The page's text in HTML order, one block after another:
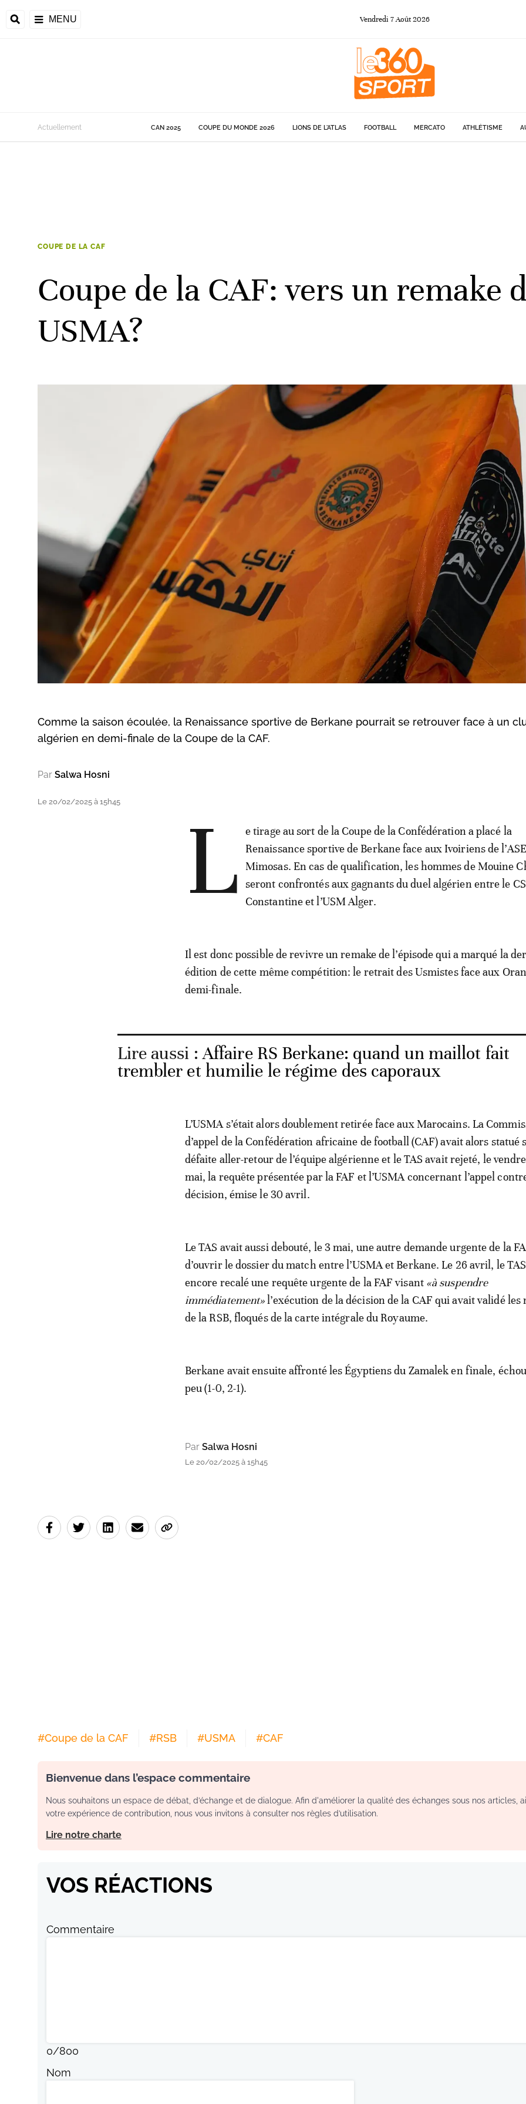
MENU Vendredi 7Août 2026
de la CAF
Actuellement CAN 2025 COUPE DU MONDE 2026 LIONS DE L'ATLAS FOOTBALL MERCATO ATHLÉTISME
COUPE DE LA CAF
Coupe de la CAF: vers un remake
USMA?
Comme la saison écoulée, la Renaissance sportive de Berkane pourrait se retrouver face à un
algérien en demi-finale de la Coupe de la CAF.
Par Salwa Hosni
Le 20/02/2025 à 15h45 L
e tirage au sort de la Coupe de la Confédération a placé la
Renaissance sportive de Berkane face aux Ivoiriens de
Mimosas. En cas de qualification, les hommes de Mouine
seront confrontés aux gagnants du duel algérien entre le CS
Constantine et l’USM Alger.
Il est donc possible de revivre un remake de l’épisode qui a marqué la
édition de cette même compétition: le retrait des Usmistes face aux
demi-finale.
Lire aussi :Affaire RS Berkane: quand un maillot fait
trembler et humilie le régime des caporaux
L’USMA s’était alors doublement retirée face aux Marocains. La
d’appel de la Confédération africaine de football (CAF) avait alors statué
défaite aller-retour de l’équipe algérienne et le TAS avait rejeté, le
mai, la requête présentée par la FAF et l’USMA concernant l’appel
décision, émise le 30 avril.
Le TAS avait aussi debouté, le 3 mai, une autre demande urgente de la
d’ouvrir le dossier du match entre l’USMA et Berkane. Le 26 avril, le
encore recalé une requête urgente de la FAF visant «à suspendre
immédiatement»l’exécution de la décision de la CAF qui avait validé les
de la RSB, floqués de la carte intégrale du Royaume.
Berkane avait ensuite affronté les Égyptiens du Zamalek en finale,
peu (1-0, 2-1).
Par Salwa Hosni
Le 20/02/2025 à 15h45
#Coupe de la CAF #RSB #USMA #CAF
Bienvenue dans l’espace commentaire
Nous souhaitons un espace de débat, d’échange et de dialogue. Afin d'améliorer la qualité des échanges sous nos articles,
votre expérience de contribution, nous vous invitons à consulter nos règles d’utilisation.
Lire notre charte
VOS RÉACTIONS
Commentaire
0/800
Nom